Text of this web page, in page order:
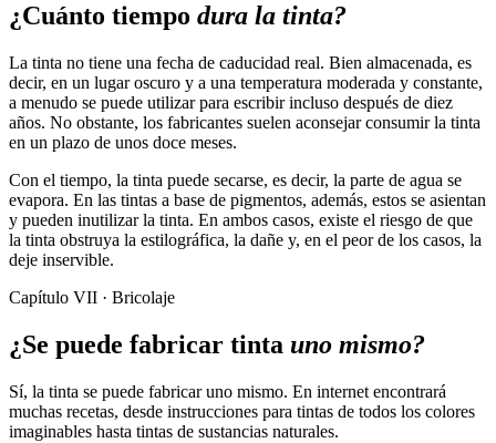
¿Cuánto tiempo dura la tinta?
La tinta no tiene una fecha de caducidad real. Bien almacenada, es
decir, en un lugar oscuro y a una temperatura moderada y constante,
a menudo se puede utilizar para escribir incluso después de diez
años. No obstante, los fabricantes suelen aconsejar consumir la tinta
en un plazo de unos doce meses.
Con el tiempo, la tinta puede secarse, es decir, la parte de agua se
evapora. En las tintas a base de pigmentos, además, estos se asientan
y pueden inutilizar la tinta. En ambos casos, existe el riesgo de que
la tinta obstruya la estilográfica, la dañe y, en el peor de los casos, la
deje inservible.
Capítulo VII · Bricolaje
¿Se puede fabricar tinta uno mismo?
Sí, la tinta se puede fabricar uno mismo. En internet encontrará
muchas recetas, desde instrucciones para tintas de todos los colores
imaginables hasta tintas de sustancias naturales.